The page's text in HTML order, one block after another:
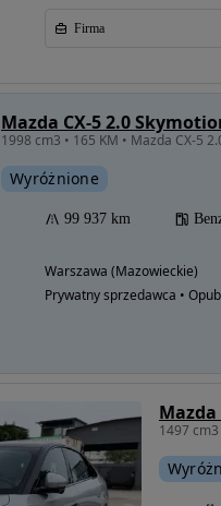
Firma
Mazda CX-5 2.0
1998 cm3 • 165 KM • Mazda CX-5
Wyróżnione
99 937 km
Warszawa (Mazowieckie)
Prywatny sprzedawca •
Mazda
1497 cm3